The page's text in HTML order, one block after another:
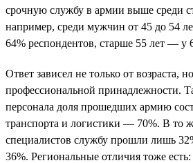
срочную службу в армии выше среди
например, среди мужчин от 45 до 54
64% респондентов, старше 55 лет — у
Ответ зависел не только от возраста,
профессиональной принадлежности.
персонала доля прошедших армию
транспорта и логистики — 70%. В то
специалистов службу прошли лишь
36%. Региональные отличия тоже